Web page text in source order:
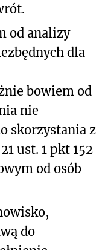
od analizy
dla
bowiem od
nie
skorzystania z
ust. 1 pkt 152
od osób
do